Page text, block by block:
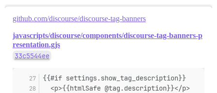
github.com/discourse/discourse-tag-banners
javascripts/discourse/components/discourse-tag-banners-p
resentation.gjs
33c5544ee
{{#if settings.show_tag_description}}
  <p>{{htmlSafe @tag.description}}</p>